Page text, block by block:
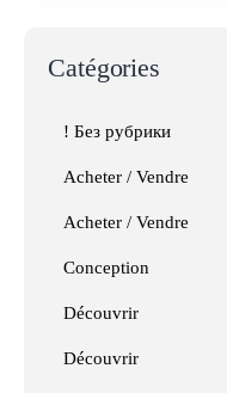
Catégories
! Без рубрики
Acheter / Vendre
Acheter / Vendre
Conception
Découvrir
Découvrir